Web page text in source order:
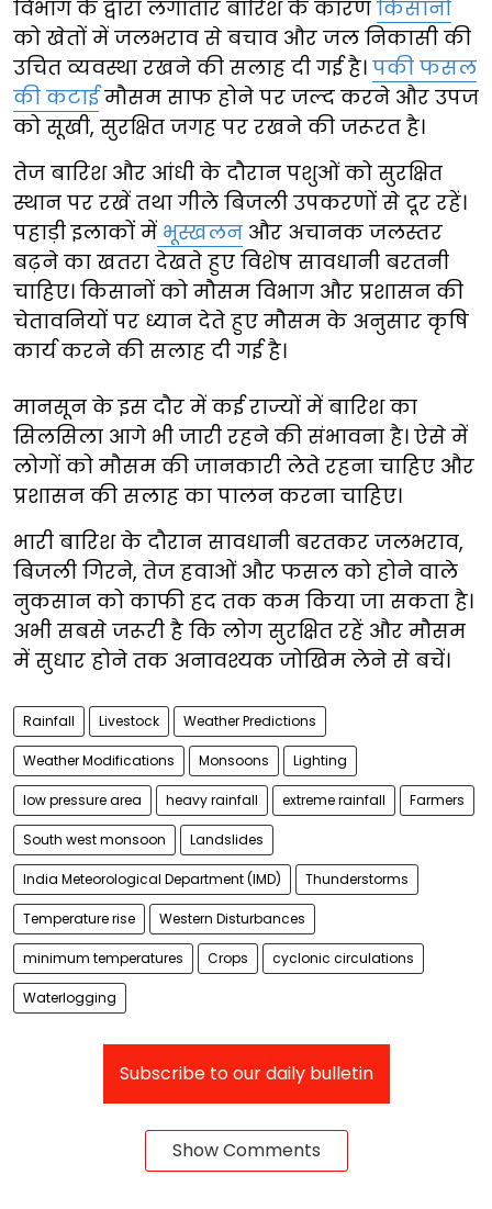
विभाग के द्वारा लगातार बारिश के कारण किसानों
को खेतों में जलभराव से बचाव और जल निकासी की
उचित व्यवस्था रखने की सलाह दी गई है। पकी फसल
की कटाईमौसम साफ होने पर जल्द करने और उपज
को सूखी, सुरक्षित जगह पर रखने की जरूरत है।
तेज बारिश और आंधी के दौरान पशुओं को सुरक्षित
स्थान पर रखें तथा गीले बिजली उपकरणों से दूर रहें।
पहाड़ी इलाकों में भूस्खलन और अचानक जलस्तर
बढ़ने का खतरा देखते हुए विशेष सावधानी बरतनी
चाहिए। किसानों को मौसम विभाग और प्रशासन की
चेतावनियों पर ध्यान देते हुए मौसम के अनुसार कृषि
कार्य करने की सलाह दी गई है।
मानसून के इस दौर में कई राज्यों में बारिश का
सिलसिला आगे भी जारी रहने की संभावना है। ऐसे में
लोगों को मौसम की जानकारी लेते रहना चाहिए और
प्रशासन की सलाह का पालन करना चाहिए।
भारी बारिश के दौरान सावधानी बरतकर जलभराव,
बिजली गिरने, तेज हवाओं और फसल को होने वाले
नुकसान को काफी हद तक कम किया जा सकता है।
अभी सबसे जरूरी है कि लोग सुरक्षित रहें और मौसम
में सुधार होने तक अनावश्यक जोखिम लेने से बचें।
Rainfall Livestock Weather Predictions
Weather Modifications Monsoons Lighting
low pressure area heavy rainfall extreme rainfall Farmers
South west monsoon Landslides
India Meteorological Department (IMD) Thunderstorms
Temperature rise Western Disturbances
minimum temperatures Crops cyclonic circulations
Waterlogging
Subscribe to our daily bulletin
Show Comments